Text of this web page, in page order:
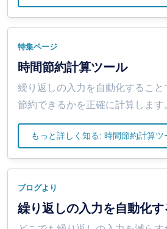
特集ページ
時間節約計算ツール
繰り返しの入力を自動化すること
節約できるかを正確に計算します。
もっと詳しく知る: 時間節約計算ツ
ブログより
繰り返しの入力を自動化